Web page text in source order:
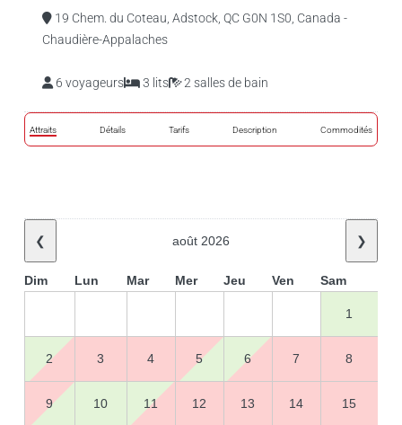
19 Chem. du Coteau, Adstock, QC G0N 1S0, Canada -
Chaudière-Appalaches
6 voyageurs 3 lits 2 salles de bain
Attraits Détails Tarifs Description Commodités
❮ août 2026 ❯
Dim Lun Mar Mer Jeu Ven Sam
1
2 3 4 5 6 7 8
9 10 11 12 13 14 15